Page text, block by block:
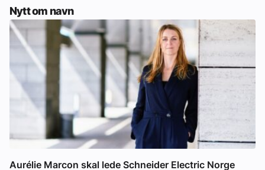
Nytt om navn
Aurélie Marcon skal lede Schneider Electric Norge